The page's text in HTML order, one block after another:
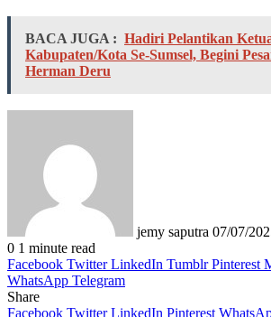
BACA JUGA : Hadiri Pelantikan
Kabupaten/Kota Se-Sumsel, Begini
Herman Deru
jemy saputra 07/07/
0 1 minute read
Facebook Twitter LinkedIn Tumblr Pinterest
WhatsApp Telegram
Share
Facebook Twitter LinkedIn Pinterest